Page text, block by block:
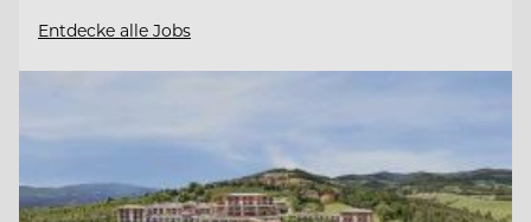
Entdecke alle Jobs